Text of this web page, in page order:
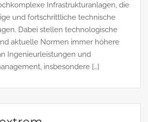
Infrastrukturanlagen, die
und fortschrittliche technische
Dabei stellen technologische
aktuelle Normen immer höhere
Ingenieurleistungen und
insbesondere […]